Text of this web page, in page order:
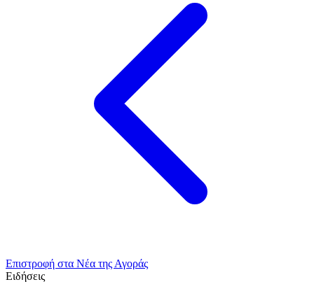
Επιστροφή στα Νέα της Αγοράς
Ειδήσεις